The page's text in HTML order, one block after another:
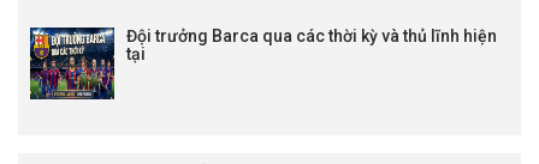
Đội trưởng Barca qua các thời kỳ và thủ lĩnh hiện
tại